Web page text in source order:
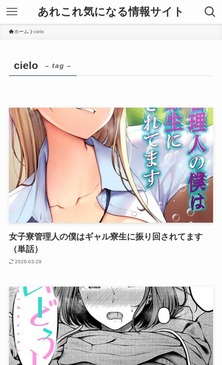
あれこれ気になる情報サイト
ホーム cielo
cielo – tag –
女子寮管理人の僕はギャル寮生に振り回されてます
（単話）
2026-03-29